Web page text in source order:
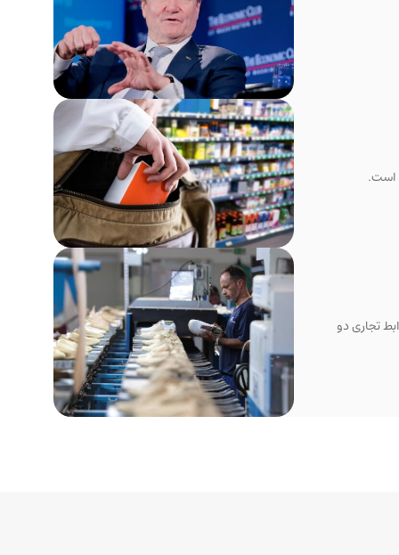
است.
تجاری دو